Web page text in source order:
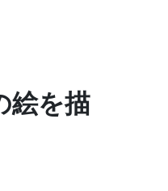
絵を描